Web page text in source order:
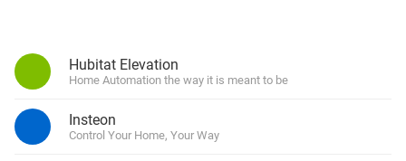
Hubitat Elevation
Home Automation the way it is meant to be
Insteon
Control Your Home, Your Way